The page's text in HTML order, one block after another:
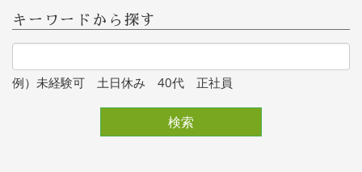
キーワードから探す
例）未経験可 土日休み 40代 正社員
検索